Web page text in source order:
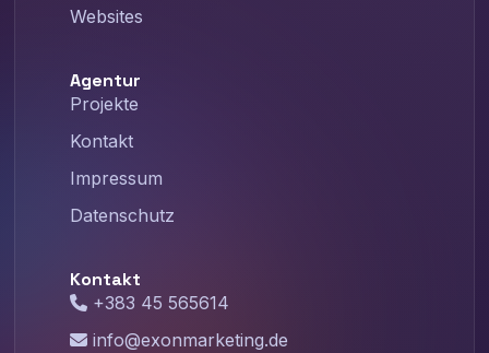
Websites
Agentur
Projekte
Kontakt
Impressum
Datenschutz
Kontakt
+383 45 565614
info@exonmarketing.de